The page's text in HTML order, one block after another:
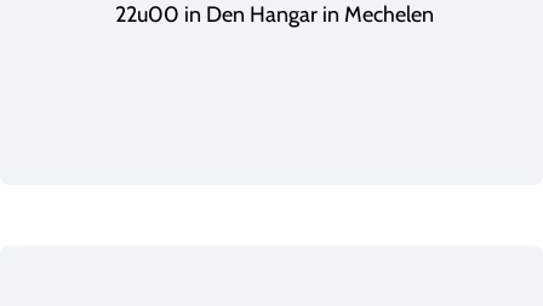
22u00 in Den Hangar in Mechelen